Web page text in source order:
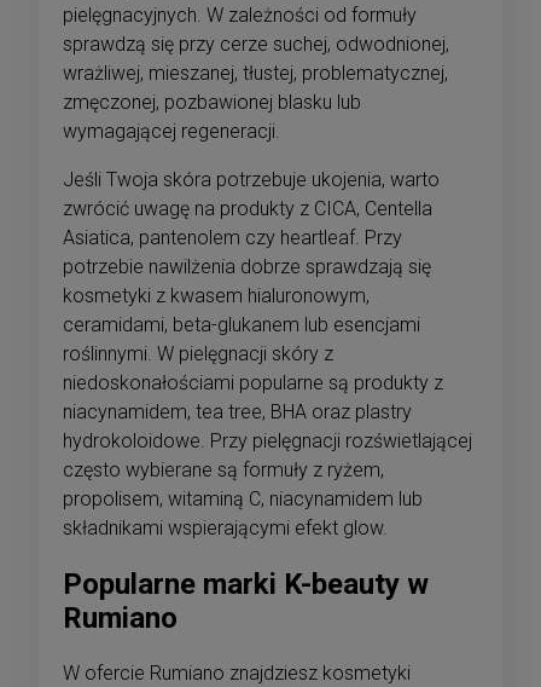
pielęgnacyjnych. W zależności od formuły
sprawdzą się przy cerze suchej, odwodnionej,
wrażliwej, mieszanej, tłustej, problematycznej,
zmęczonej, pozbawionej blasku lub
wymagającej regeneracji.
Jeśli Twoja skóra potrzebuje ukojenia, warto
zwrócić uwagę na produkty z CICA, Centella
Asiatica, pantenolem czy heartleaf. Przy
potrzebie nawilżenia dobrze sprawdzają się
kosmetyki z kwasem hialuronowym,
ceramidami, beta-glukanem lub esencjami
roślinnymi. W pielęgnacji skóry z
niedoskonałościami popularne są produkty z
niacynamidem, tea tree, BHA oraz plastry
hydrokoloidowe. Przy pielęgnacji rozświetlającej
często wybierane są formuły z ryżem,
propolisem, witaminą C, niacynamidem lub
składnikami wspierającymi efekt glow.
Popularne marki K-beauty w
Rumiano
W ofercie Rumiano znajdziesz kosmetyki